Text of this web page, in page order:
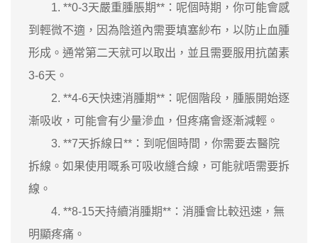
1. **0-3天嚴重腫脹期**：呢個時期，你可能會感
到輕微不適，因為陰道內需要填塞紗布，以防止血腫
形成。通常第二天就可以取出，並且需要服用抗菌素
3-6天。
2. **4-6天快速消腫期**：呢個階段，腫脹開始逐
漸吸收，可能會有少量滲血，但疼痛會逐漸減輕。
3. **7天拆線日**：到呢個時間，你需要去醫院
拆線。如果使用嘅系可吸收縫合線，可能就唔需要拆
線。
4. **8-15天持續消腫期**：消腫會比較迅速，無
明顯疼痛。